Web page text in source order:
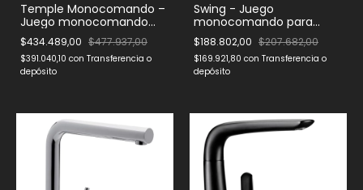
Temple Monocomando –
Juego monocomando
para mesada de cocina
$434.489,00 $477.937,00
$391.040,10 con Transferencia o
depósito
Swing - Juego
monocomando para
mesada de cocina
$188.802,00 $207.682,00
$169.921,80 con Transferencia o
depósito